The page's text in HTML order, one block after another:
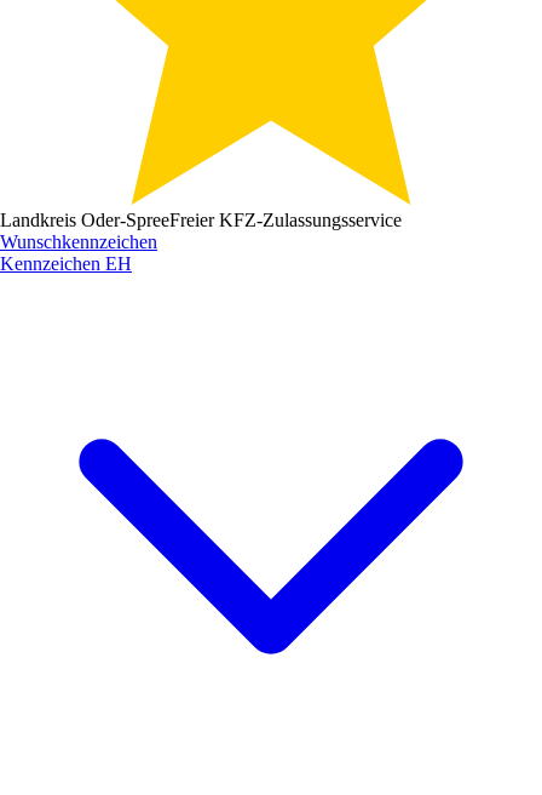
Landkreis Oder-SpreeFreier KFZ-Zulassungsservice
Wunschkennzeichen
Kennzeichen EH